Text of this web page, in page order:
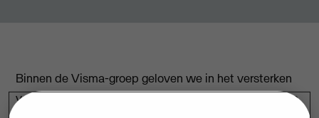
Binnen de Visma-groep geloven we in het versterken
van ondernemerschap door technologie. De resultaten